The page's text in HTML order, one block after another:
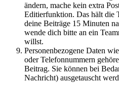
ändern, mache kein extra
Editierfunktion. Das hält die
deine Beiträge 15 Minuten
wende dich bitte an ein
willst.
Personenbezogene Daten
oder Telefonnummern
Beitrag. Sie können bei
Nachricht) ausgetauscht